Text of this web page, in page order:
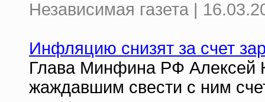
Независимая газета |
Инфляцию снизят за счет
Глава Минфина РФ Алексей
жаждавшим свести с ним